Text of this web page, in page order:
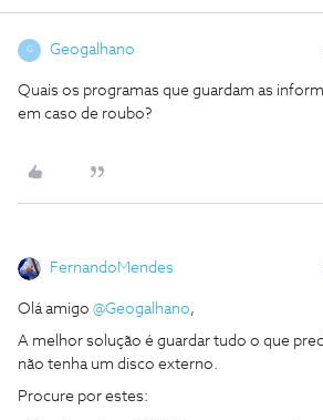
G Geogalhano
Quais os programas que guardam as
em caso de roubo?
FernandoMendes
Olá amigo @Geogalhano,
A melhor solução é guardar tudo o que
não tenha um disco externo.
Procure por estes: